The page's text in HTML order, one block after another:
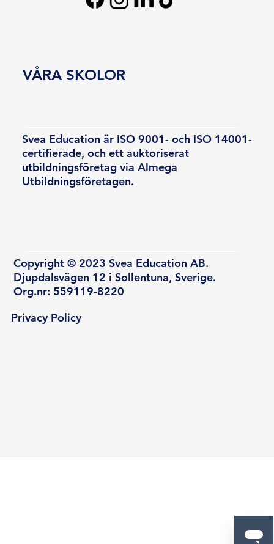
Svea Education är ISO 9001- och ISO 14001-
certifierade, och ett auktoriserat
utbildningsföretag via Almega
Utbildningsföretagen.
Copyright © 2023 Svea Education AB.
Djupdalsvägen 12 i Sollentuna, Sverige.
Org.nr: 559119-8220
VÅRA SKOLOR
Privacy Policy